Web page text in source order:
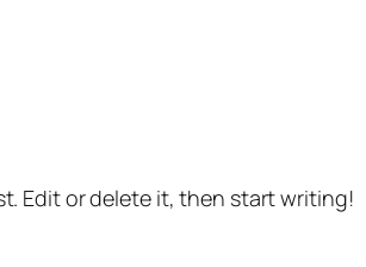
Edit or delete it, then start writing!